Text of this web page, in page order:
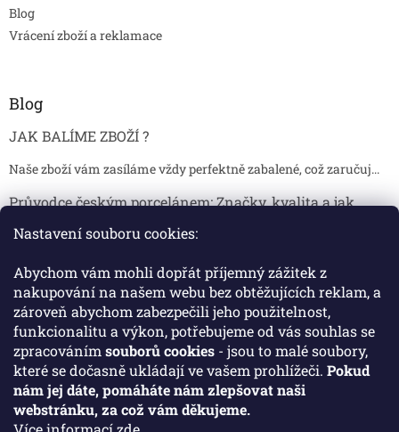
Nastavení souboru cookies:
Abychom vám mohli dopřát příjemný zážitek z
nakupování na našem webu bez obtěžujících reklam, a
zároveň abychom zabezpečili jeho použitelnost,
funkcionalitu a výkon, potřebujeme od vás souhlas se
zpracováním souborů cookies - jsou to malé soubory,
které se dočasně ukládají ve vašem prohlížeči. Pokud
nám jej dáte, pomáháte nám zlepšovat naši
webstránku, za což vám děkujeme.
Blog
Vrácení zboží a reklamace
Blog
JAK BALÍME ZBOŽÍ ?
Naše zboží vám zasíláme vždy perfektně zabalené, což zaručuj...
Průvodce českým porcelánem: Značky, kvalita a jak
Jak skladovat broušené sklenice, aby se nepoškodily?
Broušené sklenice jsou symbolem elegance, tradice a luxusu. ...
Facebook